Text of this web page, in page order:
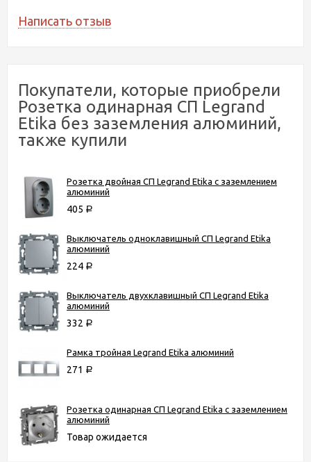
Написать отзыв
Покупатели, которые приобрели
Розетка одинарная СП Legrand
Etika без заземления алюминий,
также купили
Розетка двойная СП Legrand Etika с заземлением
алюминий
405 Р
Выключатель одноклавишный СП Legrand Etika
алюминий
224 Р
Выключатель двухклавишный СП Legrand Etika
алюминий
332 Р
Рамка тройная Legrand Etika алюминий
271 Р
Розетка одинарная СП Legrand Etika с заземлением
алюминий
Товар ожидается